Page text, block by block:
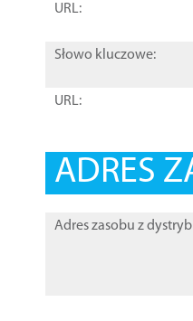
URL:
Słowo kluczowe:
URL:
ADRES
Adres zasobu z